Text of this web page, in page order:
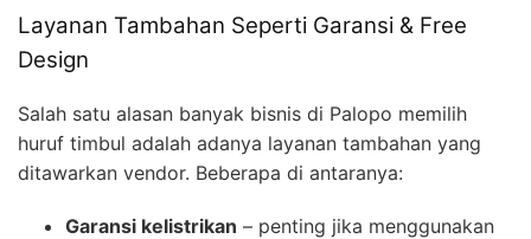
Layanan Tambahan Seperti Garansi & Free
Design
Salah satu alasan banyak bisnis di Palopo memilih
huruf timbul adalah adanya layanan tambahan yang
ditawarkan vendor. Beberapa di antaranya:
Garansi kelistrikan – penting jika menggunakan